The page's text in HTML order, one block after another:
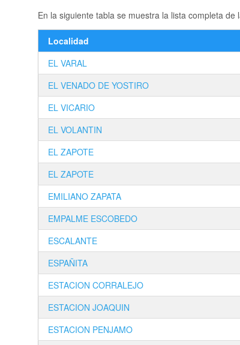
En la siguiente tabla se muestra la lista completa de
Localidad
EL VARAL
EL VENADO DE YOSTIRO
EL VICARIO
EL VOLANTIN
EL ZAPOTE
EL ZAPOTE
EMILIANO ZAPATA
EMPALME ESCOBEDO
ESCALANTE
ESPAÑITA
ESTACION CORRALEJO
ESTACION JOAQUIN
ESTACION PENJAMO